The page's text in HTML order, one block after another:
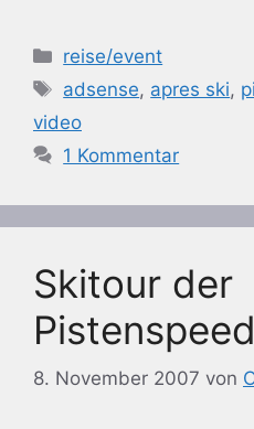
Kategorien
reise/event
Schlagwörter
adsense, apres ski,
video
1 Kommentar
Skitour der
8. November 2007 von